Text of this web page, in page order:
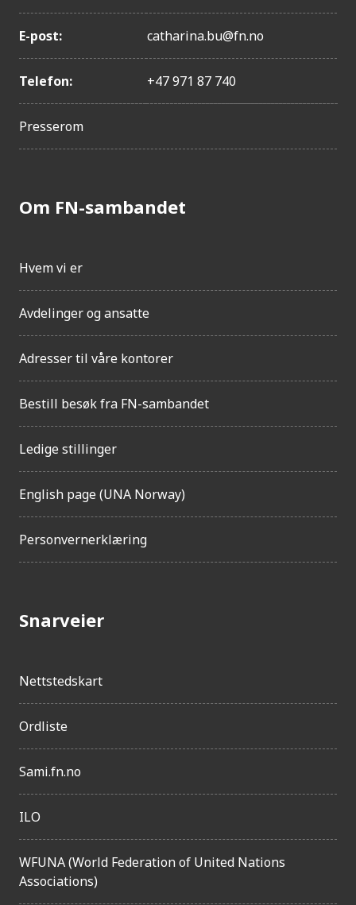
e
g
i
e
E-post: catharina.bu@fn.no
Telefon: +47 971 87 740
Presserom
Om FN-sambandet
Hvem vi er
Avdelinger og ansatte
Adresser til våre kontorer
Bestill besøk fra FN-sambandet
Ledige stillinger
English page (UNA Norway)
Personvernerklæring
Snarveier
Nettstedskart
Ordliste
Sami.fn.no
ILO
WFUNA (World Federation of United Nations
Associations)